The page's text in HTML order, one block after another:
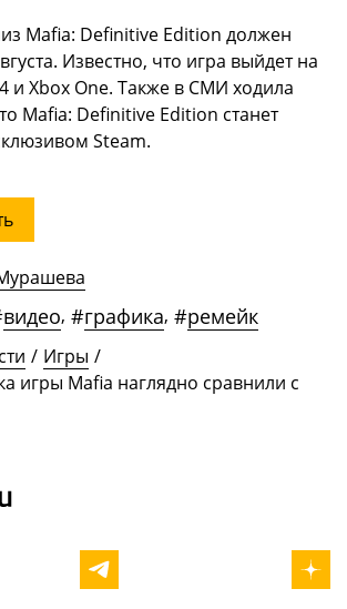
Mafia: Definitive Edition должен
Известно, что игра выйдет на
и Xbox One. Также в СМИ ходила
Mafia: Definitive Edition станет
Steam.
видео, #графика, #ремейк
/ Игры /
игры Mafia наглядно сравнили с